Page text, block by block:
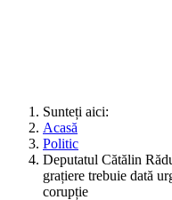
Sunteți aici:
Acasă
Politic
Deputatul Cătălin
grațiere trebuie dată
corupție